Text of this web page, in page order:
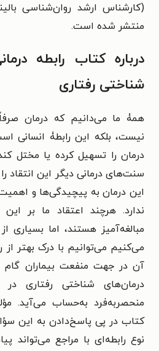
(کارشناس ارشد روان‌شناسی
منتشر شده است.
درباره کتاب رابطه
شناختی رفتاری
همۀ ما می‌دانیم که درمان
نیست، بلکه این رابطۀ انسانی
درمان را تسهیل کرده یا مختل
این درمان به پیچیدگی‌ها و
ندارد. هرچند اعتقاد ما بر
می‌کنیم می‌توانیم با درک بهتر از
آن در جهت منفعت بیماران گام
منحصربه‌فرد به‌حساب می‌آید.
کتاب در پی پاسخ‌دادن به این
نوع رابطه‌ای با مراجع می‌تواند